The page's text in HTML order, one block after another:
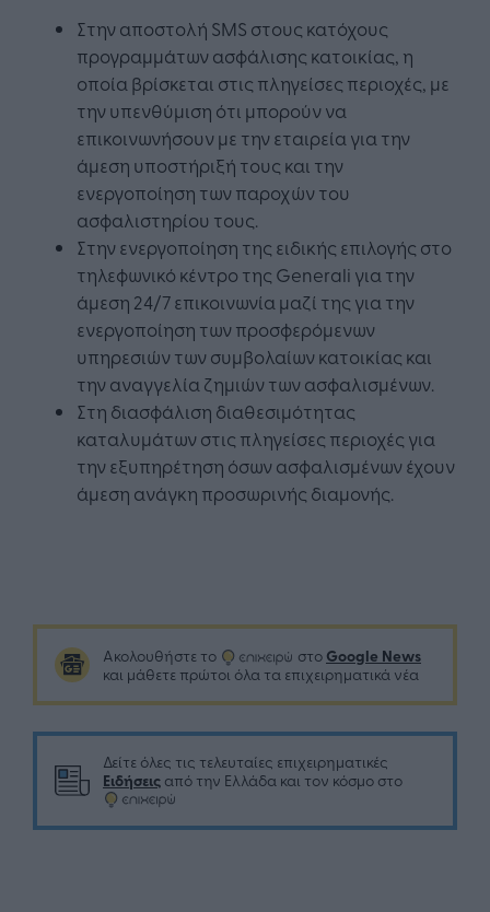
Στην αποστολή SMS στους κατόχους
προγραμμάτων ασφάλισης κατοικίας, η
οποία βρίσκεται στις πληγείσες περιοχές, με
την υπενθύμιση ότι μπορούν να
επικοινωνήσουν με την εταιρεία για την
άμεση υποστήριξή τους και την
ενεργοποίηση των παροχών του
ασφαλιστηρίου τους.
Στην ενεργοποίηση της ειδικής επιλογής στο
τηλεφωνικό κέντρο της Generali για την
άμεση 24/7 επικοινωνία μαζί της για την
ενεργοποίηση των προσφερόμενων
υπηρεσιών των συμβολαίων κατοικίας και
την αναγγελία ζημιών των ασφαλισμένων.
Στη διασφάλιση διαθεσιμότητας
καταλυμάτων στις πληγείσες περιοχές για
την εξυπηρέτηση όσων ασφαλισμένων έχουν
άμεση ανάγκη προσωρινής διαμονής.
Ακολουθήστε το στο Google News
και μάθετε πρώτοι όλα τα επιχειρηματικά νέα
Δείτε όλες τις τελευταίες επιχειρηματικές
Ειδήσεις από την Ελλάδα και τον κόσμο στο